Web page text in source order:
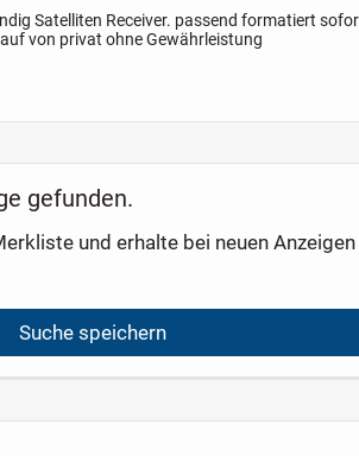
Satelliten Receiver. passend formatiert
von privat ohne Gewährleistung
gefunden.
und erhalte bei neuen
Suche speichern